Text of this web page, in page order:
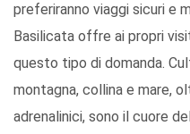
preferiranno viaggi sicuri e
Basilicata offre ai propri
questo tipo di domanda.
montagna, collina e mare,
adrenalinici, sono il cuore